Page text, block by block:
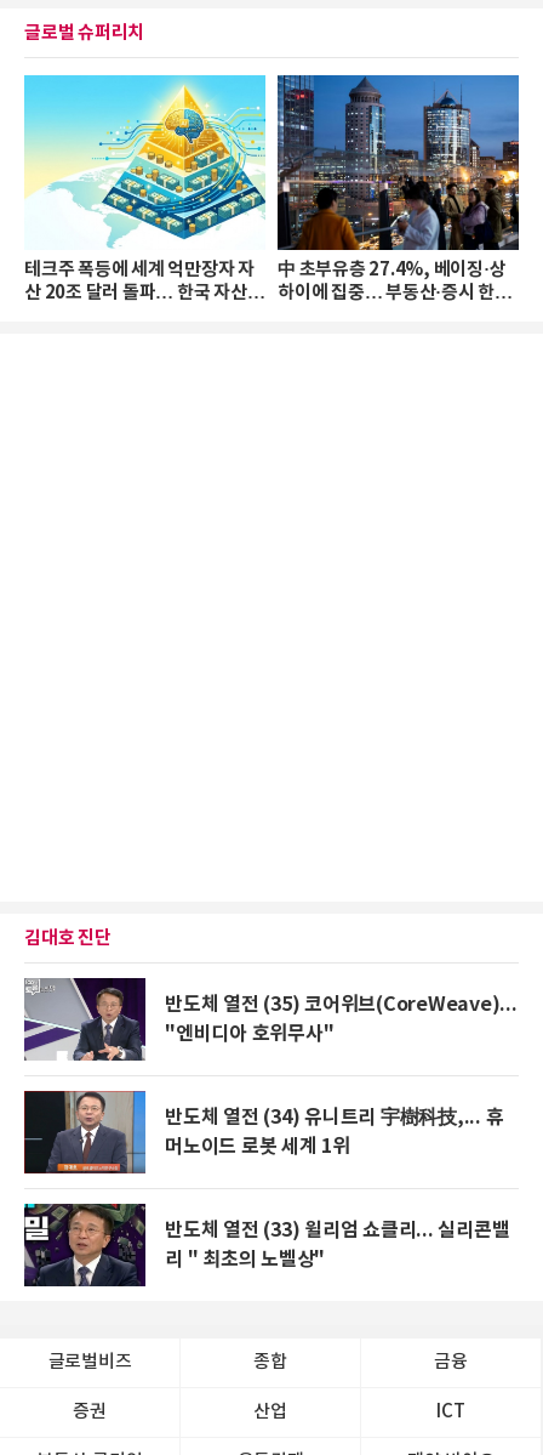
글로벌 슈퍼리치
테크주 폭등에 세계 억만장자 자
산 20조 달러 돌파… 한국 자산
中 초부유층 27.4%, 베이징·상
하이에 집중… 부동산·증시 한파
김대호 진단
반도체 열전 (35) 코어위브(CoreWeave)...
"엔비디아 호위무사"
반도체 열전 (34) 유니트리 宇樹科技,... 휴
머노이드 로봇 세계 1위
반도체 열전 (33) 윌리엄 쇼클리... 실리콘밸
리 " 최초의 노벨상"
글로벌비즈 종합 금융
증권 산업 ICT